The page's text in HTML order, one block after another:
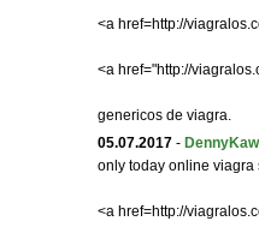
<a href=http://
<a href="http://
genericos de viagra.
05.07.2017 - DennyKaw
only today online viagra
<a href=http://